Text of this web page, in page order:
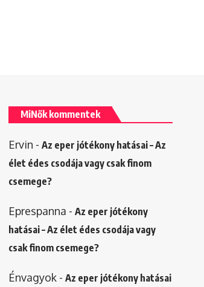
MiNők kommentek
Ervin - Az eper jótékony hatásai – Az
élet édes csodája vagy csak finom
csemege?
Eprespanna - Az eper jótékony
hatásai – Az élet édes csodája vagy
csak finom csemege?
Énvagyok- Az eper jótékony hatásai